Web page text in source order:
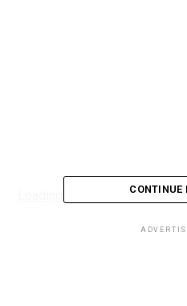
CONTINUE